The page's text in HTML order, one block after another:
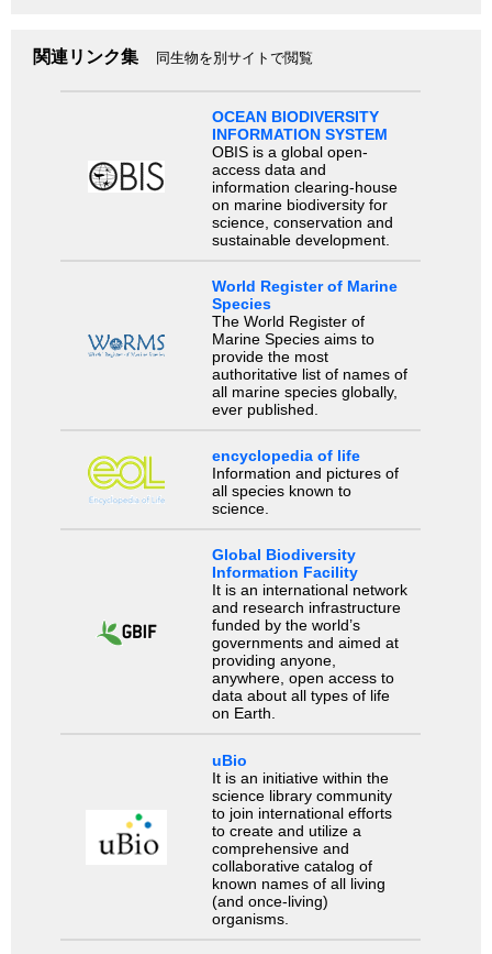
関連リンク集 同生物を別サイトで閲覧
OCEAN BIODIVERSITY
INFORMATION SYSTEM
OBIS is a global open-
access data and
information clearing-house
on marine biodiversity for
science, conservation and
sustainable development.
World Register of Marine
Species
The World Register of
Marine Species aims to
provide the most
authoritative list of names of
all marine species globally,
ever published.
encyclopedia of life
Information and pictures of
all species known to
science.
Global Biodiversity
Information Facility
It is an international network
and research infrastructure
funded by the world’s
governments and aimed at
providing anyone,
anywhere, open access to
data about all types of life
on Earth.
uBio
It is an initiative within the
science library community
to join international efforts
to create and utilize a
comprehensive and
collaborative catalog of
known names of all living
(and once-living)
organisms.